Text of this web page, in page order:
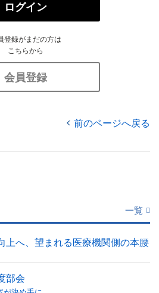
ログイン
登録がまだの方は
こちらから
会員登録
前のページへ戻る
一覧
上へ、望まれる医療機関側の本腰
部会